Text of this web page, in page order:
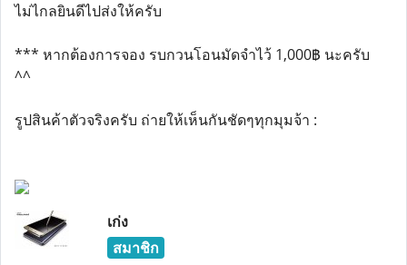
ไม่ไกลยินดีไปส่งให้ครับ
*** หากต้องการจอง รบกวนโอนมัดจำไว้ 1,000฿ นะครับ
^^
รูปสินค้าตัวจริงครับ ถ่ายให้เห็นกันชัดๆทุกมุมจ้า :
เก่ง
สมาชิก